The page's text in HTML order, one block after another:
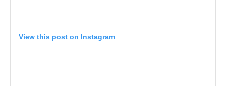
View this post on Instagram